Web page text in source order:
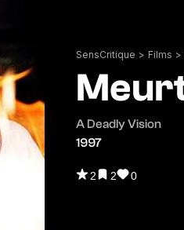
SensCritique > Films >
A Deadly Vision
1997
2 2 0